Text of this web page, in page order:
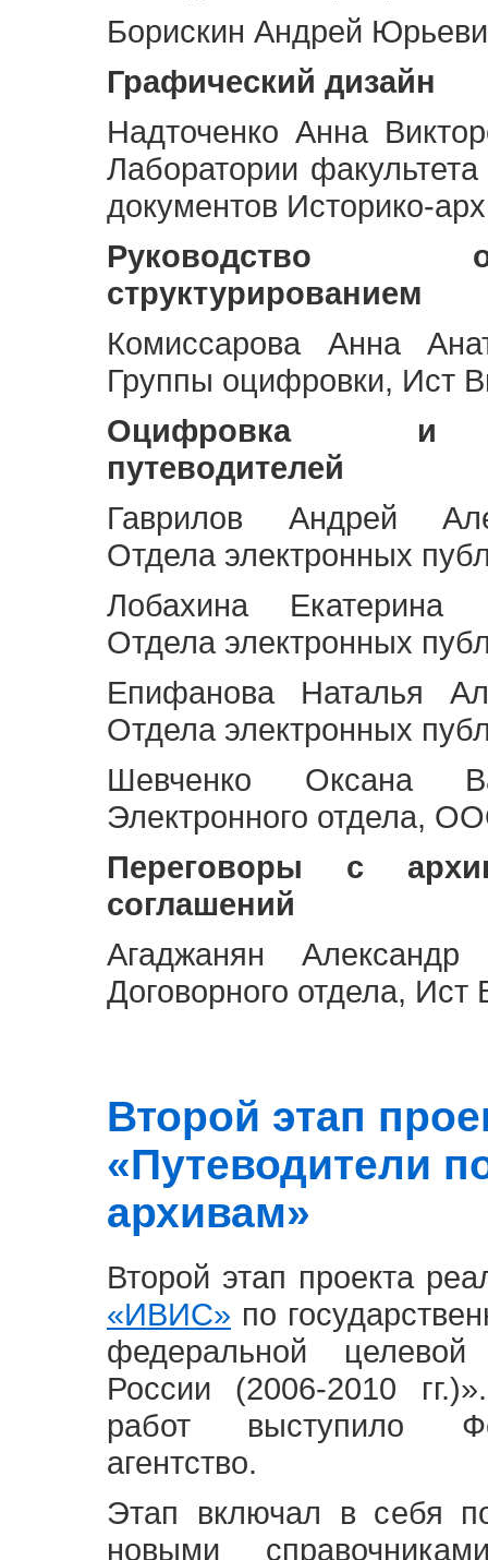
Борискин Андрей
Графический дизайн
Надточенко Анна
Лаборатории
документов Историко-
Руководство
структурированием
Комиссарова Анна
Группы оцифровки, Ист
Оцифровка и
путеводителей
Гаврилов Андрей
Отдела электронных
Лобахина Екатерина
Отдела электронных
Епифанова Наталья
Отдела электронных
Шевченко Оксана
Электронного отдела,
Переговоры с
соглашений
Агаджанян Александр
Договорного отдела,
Второй этап
«Путеводители
архивам»
Второй этап проекта
«ИВИС» по
федеральной
России (2006-2010
работ выступило
агентство.
Этап включал в себя
новыми